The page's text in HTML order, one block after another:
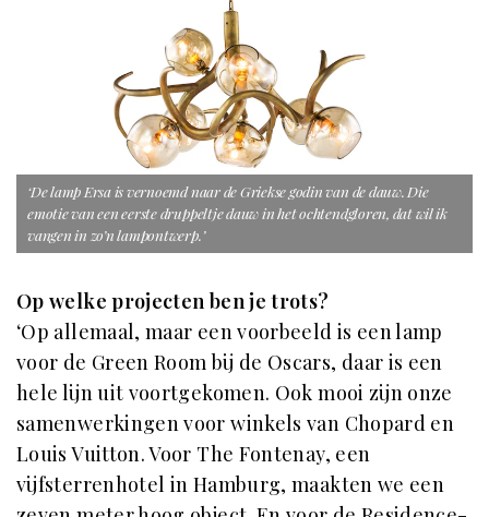
‘De lamp Ersa is vernoemd naar de Griekse godin van de dauw. Die
emotie van een eerste druppeltje dauw in het ochtendgloren, dat wil ik
vangen in zo’n lampontwerp.’
Op welke projecten ben je trots?
‘Op allemaal, maar een voorbeeld is een lamp
voor de Green Room bij de Oscars, daar is een
hele lijn uit voortgekomen. Ook mooi zijn onze
samenwerkingen voor winkels van Chopard en
Louis Vuitton. Voor The Fontenay, een
vijfsterrenhotel in Hamburg, maakten we een